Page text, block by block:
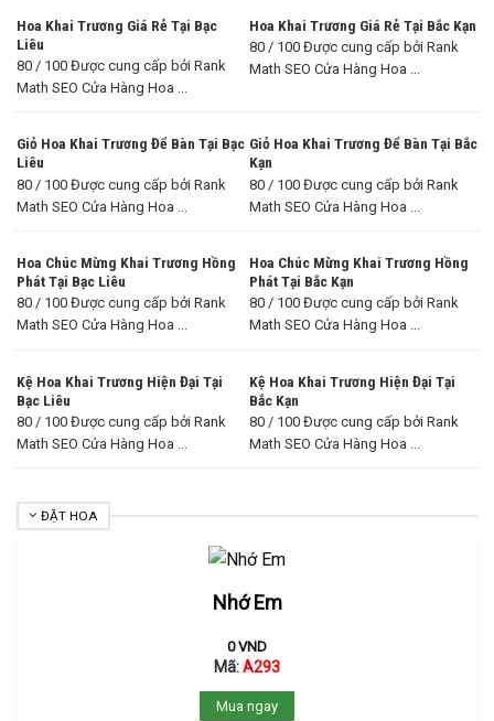
Hoa Khai Trương Giá Rẻ Tại Bạc
Liêu
80 / 100 Được cung cấp bởi Rank
Math SEO Cửa Hàng Hoa ...
Hoa Khai Trương Giá Rẻ Tại Bắc Kạn
80 / 100 Được cung cấp bởi Rank
Math SEO Cửa Hàng Hoa ...
Giỏ Hoa Khai Trương Để Bàn Tại Bạc
Liêu
80 / 100 Được cung cấp bởi Rank
Math SEO Cửa Hàng Hoa ...
Giỏ Hoa Khai Trương Để Bàn Tại Bắc
Kạn
80 / 100 Được cung cấp bởi Rank
Math SEO Cửa Hàng Hoa ...
Hoa Chúc Mừng Khai Trương Hồng
Phát Tại Bạc Liêu
80 / 100 Được cung cấp bởi Rank
Math SEO Cửa Hàng Hoa ...
Hoa Chúc Mừng Khai Trương Hồng
Phát Tại Bắc Kạn
80 / 100 Được cung cấp bởi Rank
Math SEO Cửa Hàng Hoa ...
Kệ Hoa Khai Trương Hiện Đại Tại
Bạc Liêu
80 / 100 Được cung cấp bởi Rank
Math SEO Cửa Hàng Hoa ...
Kệ Hoa Khai Trương Hiện Đại Tại
Bắc Kạn
80 / 100 Được cung cấp bởi Rank
Math SEO Cửa Hàng Hoa ...
ĐẶT HOA
Nhớ Em
0VND
Mã:A293
Mua ngay